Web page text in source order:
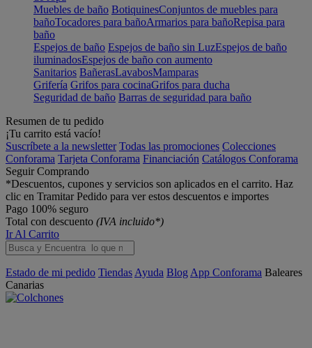
Muebles de baño BotiquinesConjuntos de muebles para
bañoTocadores para bañoArmarios para bañoRepisa para
baño
Espejos de baño Espejos de baño sin LuzEspejos de baño
iluminadosEspejos de baño con aumento
Sanitarios BañerasLavabosMamparas
Grifería Grifos para cocinaGrifos para ducha
Seguridad de baño Barras de seguridad para baño
Resumen de tu pedido
¡Tu carrito está vacío!
Suscríbete a la newsletter Todas las promociones Colecciones
Conforama Tarjeta Conforama Financiación Catálogos Conforama
Seguir Comprando
*Descuentos, cupones y servicios son aplicados en el carrito. Haz
clic en Tramitar Pedido para ver estos descuentos e importes
Pago 100% seguro
Total con descuento (IVA incluido*)
Ir Al Carrito
Estado de mi pedido Tiendas Ayuda Blog App Conforama Baleares
Canarias